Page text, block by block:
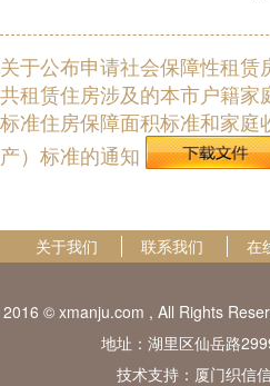
关于公布申请社会保障性租赁
共租赁住房涉及的本市户籍家
标准住房保障面积标准和家庭
产）标准的通知
关于我们 联系我们 在
2016 © xmanju.com , All Rights
地址：湖里区仙岳路
技术支持：厦门织信